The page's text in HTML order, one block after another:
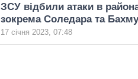
ЗСУ відбили атаки в
зокрема Соледара та
17 січня 2023, 07:48